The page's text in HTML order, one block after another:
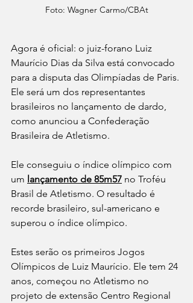
Foto: Wagner Carmo/CBAt
Agora é oficial: o juiz-forano Luiz
Maurício Dias da Silva está convocado
para a disputa das Olimpíadas de Paris.
Ele será um dos representantes
brasileiros no lançamento de dardo,
como anunciou a Confederação
Brasileira de Atletismo.
Ele conseguiu o índice olímpico com
um lançamento de 85m57 no Troféu
Brasil de Atletismo. O resultado é
recorde brasileiro, sul-americano e
superou o índice olímpico.
Estes serão os primeiros Jogos
Olímpicos de Luiz Maurício. Ele tem 24
anos, começou no Atletismo no
projeto de extensão Centro Regional